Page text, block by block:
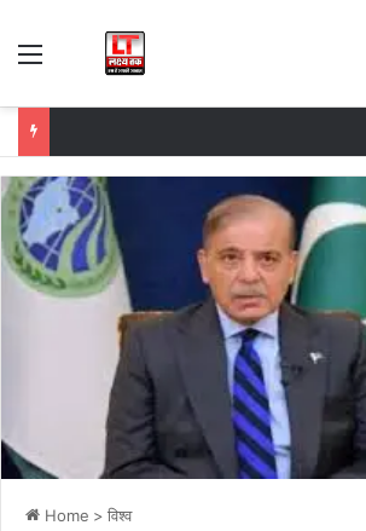
Menu
Home > विश्व